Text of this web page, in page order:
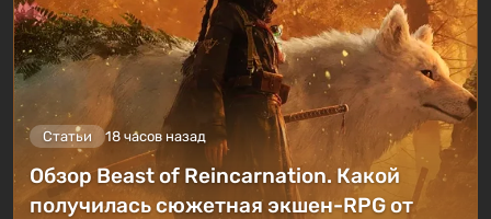
Статьи 18 часов назад
Обзор Beast of Reincarnation. Какой
получилась сюжетная экшен-RPG от